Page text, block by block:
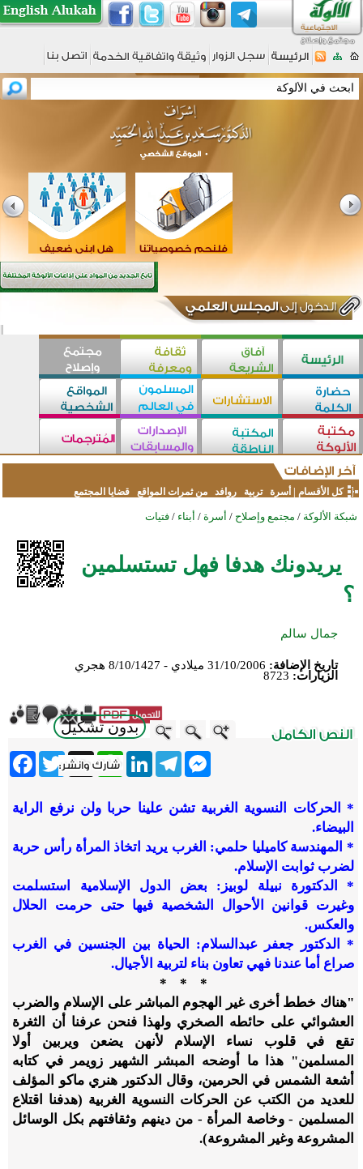
كل الأقسام أسرة تربية روافد من ثمرات المواقع قضايا المجتمع
شبكة الألوكة / مجتمع وإصلاح / أسرة / أبناء / فتيات
يريدونك هدفا فهل تستسلمين
؟
جمال سالم
تاريخ الإضافة: 31/10/2006 ميلادي - 8/10/1427 هجري
الزيارات: 8723
بدون تشكيل
Twitter X
WhatsApp
LinkedInTelegram
Messenger
* الحركات النسوية الغربية تشن علينا حربا ولن نرفع الراية
البيضاء.
* المهندسة كاميليا حلمي: الغرب يريد اتخاذ المرأة رأس حربة
لضرب ثوابت الإسلام.
* الدكتورة نبيلة لوبيز: بعض الدول الإسلامية استسلمت
وغيرت قوانين الأحوال الشخصية فيها حتى حرمت الحلال
والعكس.
* الدكتور جعفر عبدالسلام: الحياة بين الجنسين في الغرب
صراع أما عندنا فهي تعاون بناء لتربية الأجيال.
* * *
"هناك خطط أخرى غير الهجوم المباشر على الإسلام والضرب
العشوائي على حائطه الصخري ولهذا فنحن عرفنا أن الثغرة
تقع في قلوب نساء الإسلام لأنهن يضعن ويربين أولا
المسلمين" هذا ما أوضحه المبشر الشهير زويمر في كتابه
أشعة الشمس في الحرمين، وقال الدكتور هنري ماكو
المؤلف
للعديد من الكتب عن الحركات النسوية الغربية (هدفنا اقتلاع
المسلمين - وخاصة المرأة - من دينهم وثقافتهم بكل الوسائل
المشروعة وغير المشروعة).